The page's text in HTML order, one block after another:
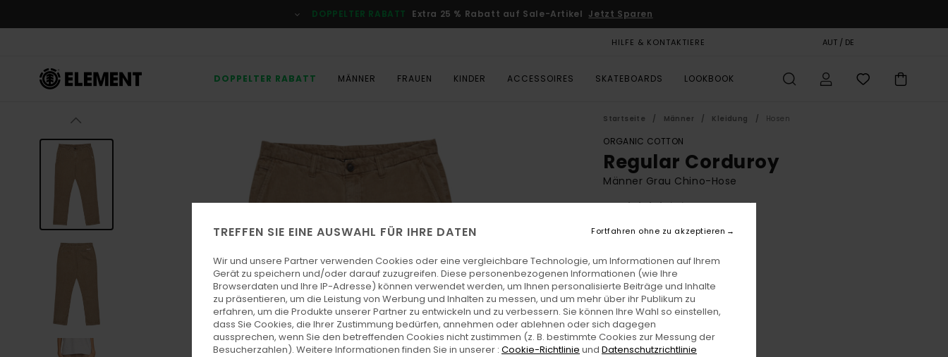
Produktinformation
DOPPELTER RABATT Extra 25 % Rabatt auf Sale-Artikel Jetzt Sparen
HILFE & KONTAKTIERE AUT / DE
DOPPELTER RABATT MÄNNER FRAUEN KINDER ACCESSOIRES SKATEBOARDS LOOKBOOK
Startseite Männer Kleidung Hosen
ORGANIC COTTON
Regular Corduroy
Männer Grau Chino-Hose
4.6
ECO-BONUS
€ 36,00
SALE
DOPPELTER RABATT EXTRA 25 %
Farbe Caribou
TREFFEN SIE EINE AUSWAHL FÜR IHRE DATEN
Wir und unsere Partner verwenden Cookies oder eine vergleichbare Technologie, um Informationen auf Ihrem
Gerät zu speichern und/oder darauf zuzugreifen. Diese personenbezogenen Informationen (wie Ihre
Browserdaten und Ihre IP-Adresse) können verwendet werden, um Ihnen personalisierte Beiträge und Inhalte
zu präsentieren, um die Leistung von Werbung und Inhalten zu messen, und um mehr über ihr Publikum zu
erfahren, um die Produkte unserer Partner zu entwickeln und zu verbessern. Sie können Ihre Wahl so einstellen,
dass Sie Cookies, die Ihrer Zustimmung bedürfen, annehmen oder ablehnen oder sich dagegen
aussprechen, wenn Sie den betreffenden Cookies nicht zustimmen (z. B. bestimmte Cookies zur Messung der
Besucherzahlen). Weitere Informationen finden Sie in unserer : Cookie-Richtlinie und Datenschutzrichtlinie
Fortfahren ohne zu akzeptieren